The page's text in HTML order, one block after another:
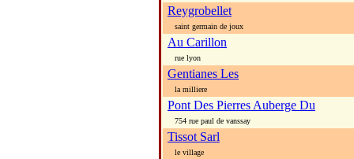
Reygrobellet
saint germain de joux
Au Carillon
rue lyon
Gentianes Les
la milliere
Pont Des Pierres Auberge Du
754 rue paul de vanssay
Tissot Sarl
le village